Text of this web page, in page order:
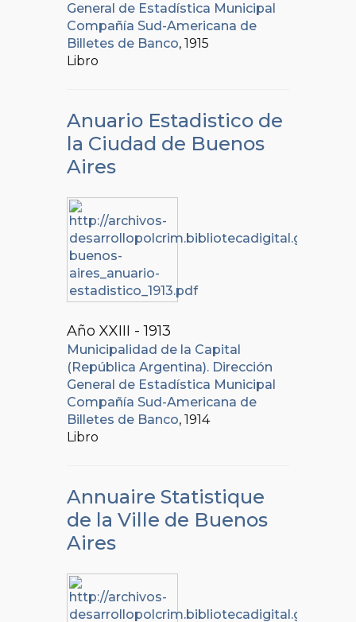
General de Estadística Municipal
Compañía Sud-Americana de
Billetes de Banco, 1915
Libro
Anuario Estadistico de
la Ciudad de Buenos
Aires
Año XXIII - 1913
Municipalidad de la Capital
(República Argentina). Dirección
General de Estadística Municipal
Compañía Sud-Americana de
Billetes de Banco, 1914
Libro
Annuaire Statistique
de la Ville de Buenos
Aires